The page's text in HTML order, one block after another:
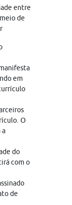
entre
de
em
O
a
do
com o
de